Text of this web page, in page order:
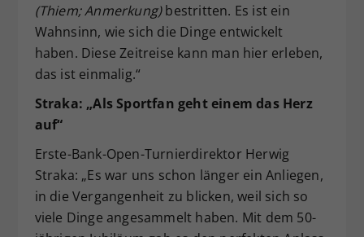
(Thiem; Anmerkung)bestritten. Es ist ein
Wahnsinn, wie sich die Dinge entwickelt
haben. Diese Zeitreise kann man hier erleben,
das ist einmalig.“
Straka: „Als Sportfan geht einem das Herz
auf“
Erste-Bank-Open-Turnierdirektor Herwig
Straka: „Es war uns schon länger ein Anliegen,
in die Vergangenheit zu blicken, weil sich so
viele Dinge angesammelt haben. Mit dem 50-